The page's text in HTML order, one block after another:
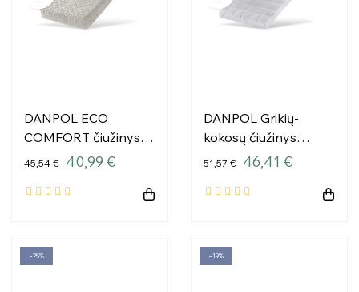
DANPOL ECO
COMFORT čiužinys
120x60x10 T18DCP
45,54 € 40,99 €
DANPOL Grikių-
kokosų čiužinys
120x60x9 T18
51,57 € 46,41 €
−25% −19%